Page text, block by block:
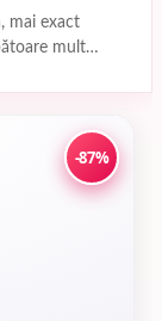
mai exact
mult
-87%